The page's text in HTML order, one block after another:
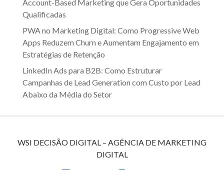
Account-Based Marketing que Gera Oportunidades
Qualificadas
PWA no Marketing Digital: Como Progressive Web
Apps Reduzem Churn e Aumentam Engajamento em
Estratégias de Retenção
LinkedIn Ads para B2B: Como Estruturar
Campanhas de Lead Generation com Custo por Lead
Abaixo da Média do Setor
WSI DECISÃO DIGITAL – AGÊNCIA DE MARKETING
DIGITAL